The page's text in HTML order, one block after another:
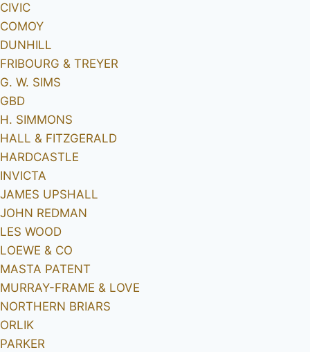
CIVIC
COMOY
DUNHILL
FRIBOURG & TREYER
G. W. SIMS
GBD
H. SIMMONS
HALL & FITZGERALD
HARDCASTLE
INVICTA
JAMES UPSHALL
JOHN REDMAN
LES WOOD
LOEWE & CO
MASTA PATENT
MURRAY-FRAME & LOVE
NORTHERN BRIARS
ORLIK
PARKER